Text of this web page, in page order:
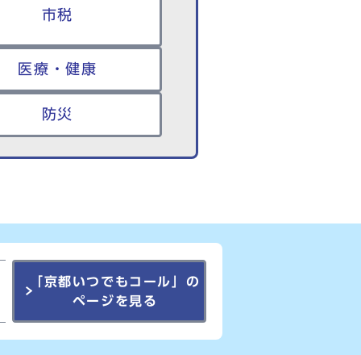
市税
医療・健康
防災
「京都いつでもコール」の
ページを見る